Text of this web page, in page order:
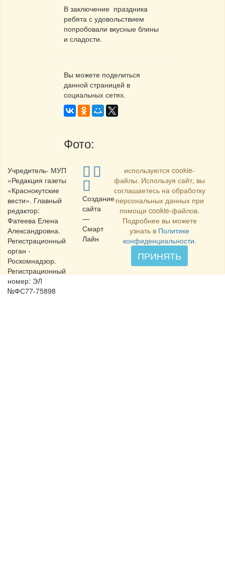
В заключение праздника
ребята с удовольствием
попробовали вкусные блины
и сладости.
Вы можете поделиться
данной страницей в
социальных сетях.
Фото:
Учредитель- МУП
«Редакция газеты
«Краснокутские
вести». Главный
редактор:
Фатеева Елена
Александровна.
Регистрационный
орган -
Роскомнадзор.
Регистрационный
номер: ЭЛ
№ФС77-75898
Создание
сайта
—
Смарт
Лайн
используются cookie-
файлы. Используя сайт, вы
соглашаетесь на обработку
персональных данных при
помощи cookie-файлов.
Подробнее вы можете
узнать в Политике
конфиденциальности.
ПРИНЯТЬ